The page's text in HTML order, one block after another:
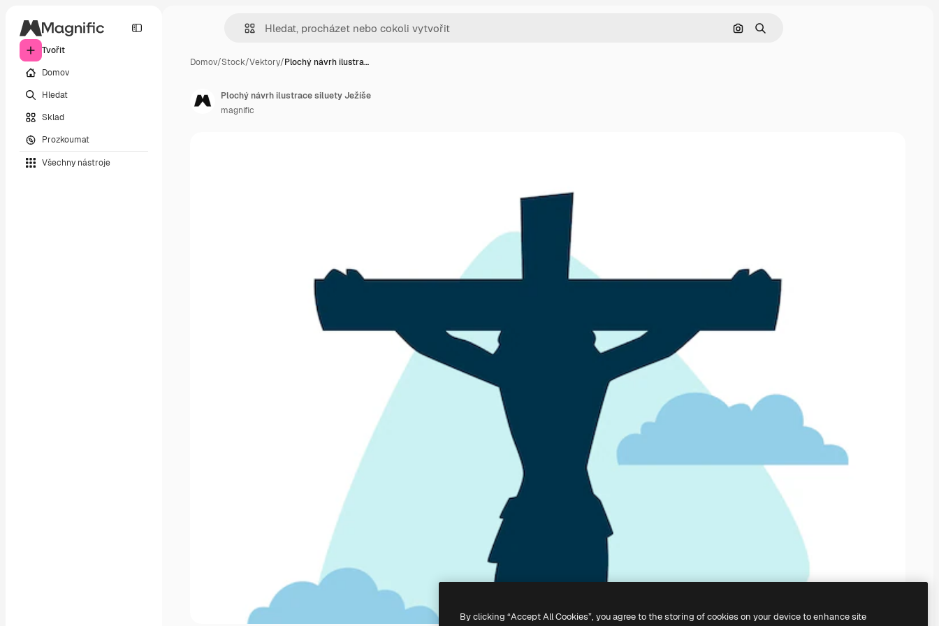
Tvořit
Domov
Hledat
Sklad
Prozkoumat
Všechny nástroje
Hledat podle obrázku
Hledat
Domov/Stock/Vektory/Plochý návrh ilustra…
Plochý návrh ilustrace siluety Ježíše
magnific
By clicking “Accept All Cookies”, you agree to the storing of cookies on your device to enhance site